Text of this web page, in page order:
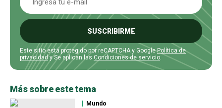
SUSCRIBIRME
Este sitio está protegido por reCAPTCHA y GooglePolítica de
privacidady Se aplican las Condiciones de servicio.
Más sobre este tema
Mundo